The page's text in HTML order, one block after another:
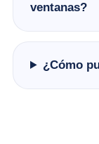
ventanas?
¿Cómo